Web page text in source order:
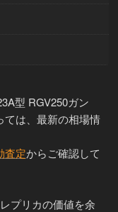
型 RGV250ガン
ては、最新の相場情
査定からご確認して
プリカの価値を余